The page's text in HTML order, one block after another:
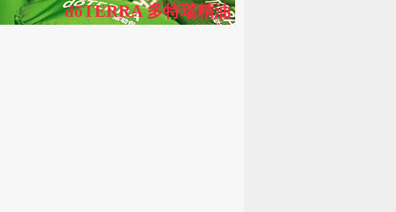
dōTERRA 多特瑞精油